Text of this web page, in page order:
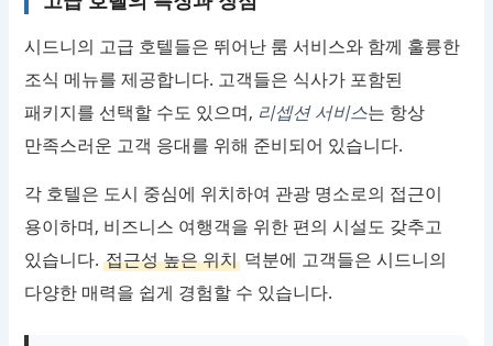
시드니의 고급 호텔들은 뛰어난 룸 서비스와 함께 훌륭한
조식 메뉴를 제공합니다. 고객들은 식사가 포함된
패키지를 선택할 수도 있으며, 리셉션 서비스는 항상
만족스러운 고객 응대를 위해 준비되어 있습니다.
각 호텔은 도시 중심에 위치하여 관광 명소로의 접근이
용이하며, 비즈니스 여행객을 위한 편의 시설도 갖추고
있습니다.접근성 높은 위치 덕분에 고객들은 시드니의
다양한 매력을 쉽게 경험할 수 있습니다.